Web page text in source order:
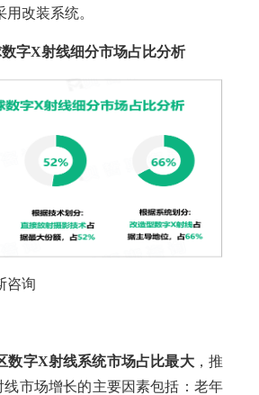
改装系统。
数字X射线细分市场占比分析
咨询
数字X射线系统市场占比最大，推
市场增长的主要因素包括：老年